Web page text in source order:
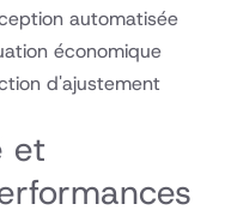
automatisée
économique
d'ajustement
et